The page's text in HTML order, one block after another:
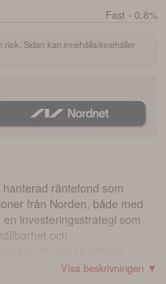
Fast - 0.8%
Sidan kan innehålla/innehåller
räntefond som
från Norden, både med
investeringsstrategi som
och
Sustainability CubeTM, som
Visa beskrivningen ▼